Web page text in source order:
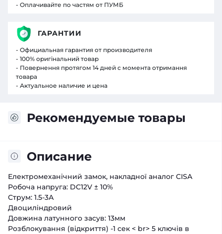
Рекомендуемые товары
Описание
Електромеханічний замок, накладної аналог CISA
Робоча напруга: DC12V ± 10%
Струм: 1.5-3А
Двоциліндровий
Довжина латунного засув: 13мм
Розблокування (відкриття) -1 сек < br> 5 ключів в
- Оплачивайте по частям от ПУМБ
ГАРАНТИИ
- Официальная гарантия от производителя
- 100% оригінальний товар
- Повернення протягом 14 дней с момента отримання
товара
- Актуальное наличие и цена